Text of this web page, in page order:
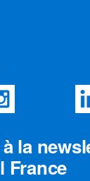
la
France